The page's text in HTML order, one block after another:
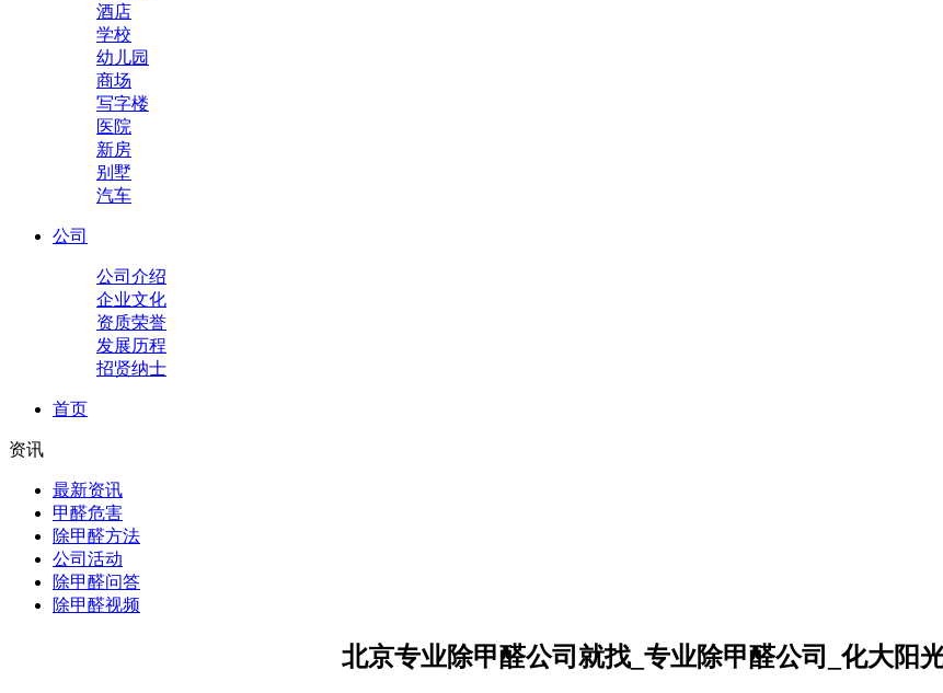
酒店
学校
幼儿园
商场
写字楼
医院
新房
别墅
汽车
公司
公司介绍
企业文化
资质荣誉
发展历程
招贤纳士
首页
资讯
最新资讯
甲醛危害
除甲醛方法
公司活动
除甲醛问答
除甲醛视频
北京专业除甲醛公司就找_专业除甲醛公司_化大阳